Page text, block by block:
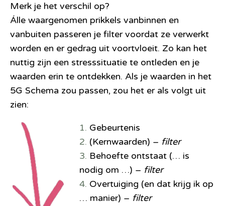
Merk je het verschil op?
Álle waargenomen prikkels vanbinnen en
vanbuiten passeren je filter voordat ze verwerkt
worden en er gedrag uit voortvloeit. Zo kan het
nuttig zijn een stresssituatie te ontleden en je
waarden erin te ontdekken. Als je waarden in het
5G Schema zou passen, zou het er als volgt uit
zien:
1. Gebeurtenis
2. (Kernwaarden) – filter
3. Behoefte ontstaat (… is
nodig om …) – filter
4. Overtuiging (en dat krijg ik op
… manier) – filter